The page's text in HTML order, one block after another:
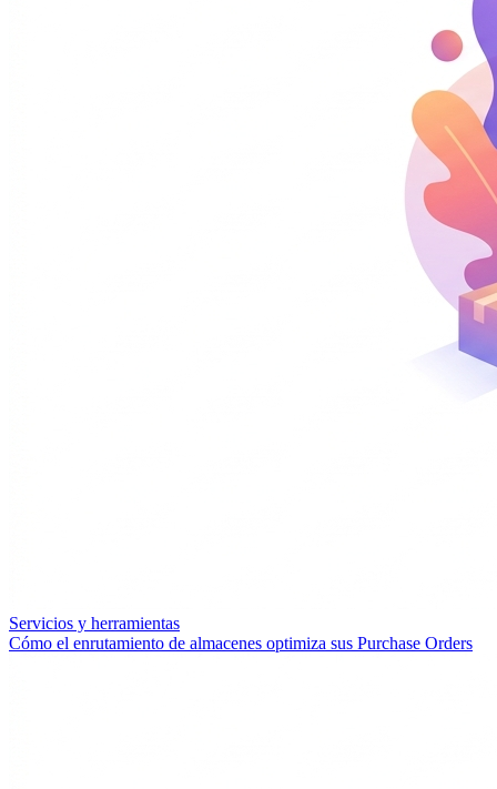
Servicios y herramientas
Cómo el enrutamiento de almacenes optimiza sus Purchase Orders